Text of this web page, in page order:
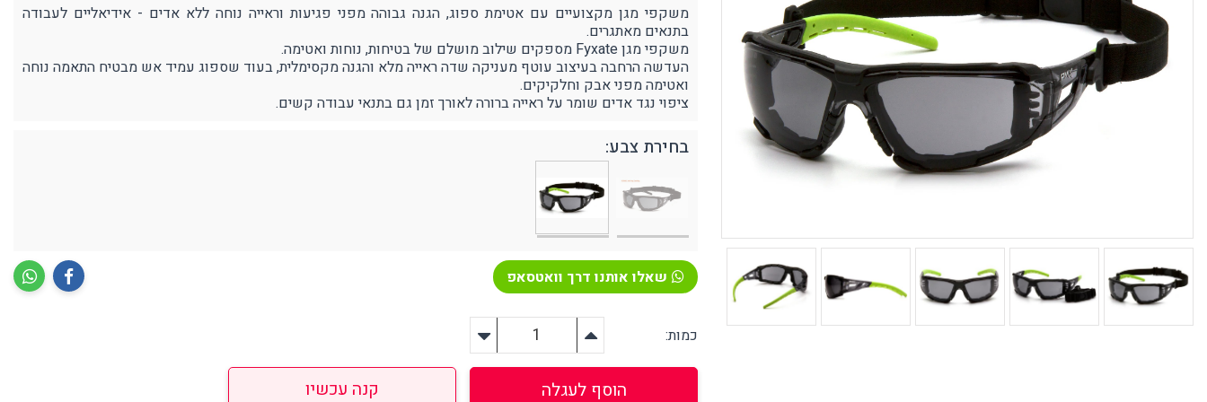
כבאות וחילוץ
סרטים נגד החלקה
סינרים מקצועיים
ארונות ומאצרות
ארגונומיה
חבלי עבודה
ערכות מלאות לעבודה
בולמי נפילה
חירום, הצלה וסביבה
ספיגת שמנים ונוזלים שונים
שטיפה וחיטוי בחירום
ארונות אחסון
הצלה אביזרים נלווים
ציוד רפואי / עזרה ראשונה
אזהרה וסימון
האטה בטיחותית
בטיחות לכבישים
עזרים לריתוך
משקפי ריתוך / אוטוגן
שטח ומחנאות
הסקה וחימום
הפחתת לחץ (סטרס)
קירור והצללה
ציוד הרמה
מעלונים
משקפי מגן מקצועיים עם אטימת ספוג, הגנה גבוהה מפני פגיעות וראייה נוחה ללא אדים - אידיאליים לעבודה
בתנאים מאתגרים.
משקפי מגן Fyxate מספקים שילוב מושלם של בטיחות, נוחות ואטימה.
העדשה הרחבה בעיצוב עוטף מעניקה שדה ראייה מלא והגנה מקסימלית, בעוד שספוג עמיד אש מבטיח התאמה נוחה
ואטימה מפני אבק וחלקיקים.
ציפוי נגד אדים שומר על ראייה ברורה לאורך זמן גם בתנאי עבודה קשים.
בחירת צבע:
שאלו אותנו דרך וואטסאפ
כמות:
הוסף לעגלה קנה עכשיו